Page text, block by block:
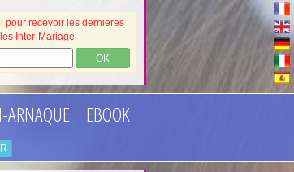
pour recevoir les dernieres
Inter-Mariage
OK
EBOOK